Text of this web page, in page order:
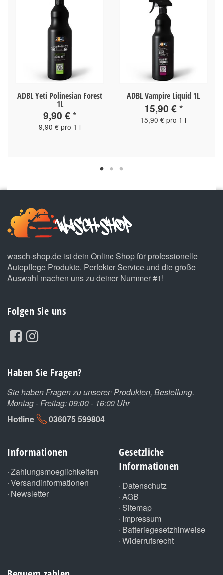
ADBL Yeti Polinesian Forest
1L
9,90 €*
9,90 € pro 1 l
ADBL Vampire Liquid 1L
15,90 €*
15,90 € pro 1 l
wasch-shop.de ist dein Online Shop für professionelle
Autopflege Produkte. Perfekter Service und die große
Auswahl machen uns zu deiner Nummer #1!
Folgen Sie uns
Haben Sie Fragen?
Sie haben Fragen zu unseren Produkten, Bestellung.
Montag - Freitag: 09:00 - 16:00 Uhr
Hotline
036075 599804
Informationen
Zahlungsmoeglichkeiten
Versandinformationen
Newsletter
Gesetzliche
Informationen
Datenschutz
AGB
Sitemap
Impressum
Batteriegesetzhinweise
Widerrufsrecht